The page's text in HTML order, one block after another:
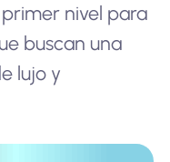
nivel para
buscan una
lujo y